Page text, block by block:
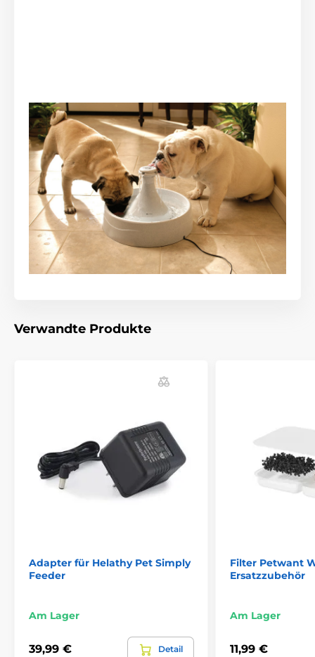
Verwandte Produkte
Adapter für Helathy Pet Simply
Feeder
Am Lager
39,99 € Detail
Filter Petwant
Ersatzzubehör
Am Lager
11,99 €